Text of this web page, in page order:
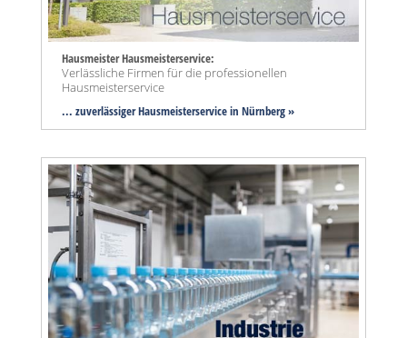
Hausmeister Hausmeisterservice:
Verlässliche Firmen für die professionellen
Hausmeisterservice
... zuverlässiger Hausmeisterservice in Nürnberg »